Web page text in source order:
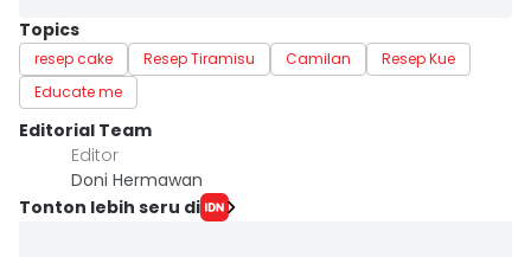
Topics
resep cake Resep Tiramisu Camilan
Resep Kue
Educate me
Editorial Team
Editor
Doni Hermawan
Tonton lebih seru di